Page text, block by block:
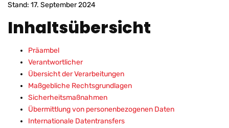
Stand: 17. September 2024
Inhaltsübersicht
Präambel
Verantwortlicher
Übersicht der Verarbeitungen
Maßgebliche Rechtsgrundlagen
Sicherheitsmaßnahmen
Übermittlung von personenbezogenen Daten
Internationale Datentransfers